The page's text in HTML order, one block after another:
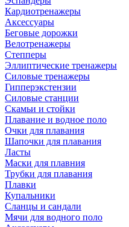
Кардиотренажеры
Аксессуары
Беговые дорожки
Велотренажеры
Степперы
Эллиптические тренажеры
Силовые тренажеры
Гипперэкстензии
Силовые станции
Скамьи и стойки
Плавание и водное поло
Очки для плавания
Шапочки для плавания
Ласты
Маски для плавния
Трубки для плавания
Плавки
Купальники
Сланцы и сандали
Мячи для водного поло